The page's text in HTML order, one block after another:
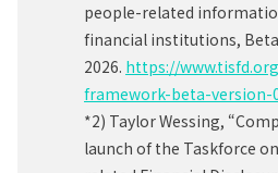
people-related
financial institutions, Beta
2026. https://
framework-beta-version-
*2) Taylor Wessing,
launch of the Taskforce